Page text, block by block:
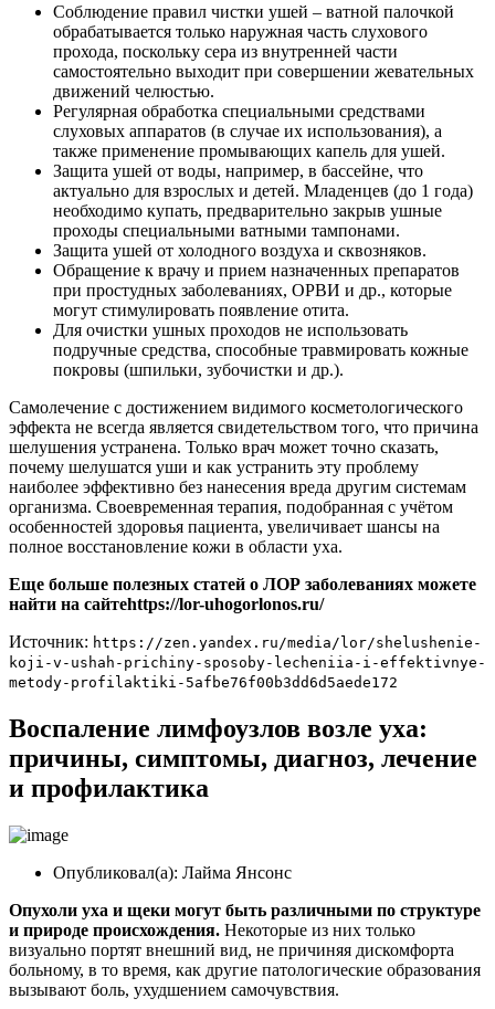
Соблюдение правил чистки ушей – ватной палочкой
обрабатывается только наружная часть слухового
прохода, поскольку сера из внутренней части
самостоятельно выходит при совершении жевательных
движений челюстью.
Регулярная обработка специальными средствами
слуховых аппаратов (в случае их использования), а
также применение промывающих капель для ушей.
Защита ушей от воды, например, в бассейне, что
актуально для взрослых и детей. Младенцев (до 1 года)
необходимо купать, предварительно закрыв ушные
проходы специальными ватными тампонами.
Защита ушей от холодного воздуха и сквозняков.
Обращение к врачу и прием назначенных препаратов
при простудных заболеваниях, ОРВИ и др., которые
могут стимулировать появление отита.
Для очистки ушных проходов не использовать
подручные средства, способные травмировать кожные
покровы (шпильки, зубочистки и др.).
Самолечение с достижением видимого косметологического
эффекта не всегда является свидетельством того, что причина
шелушения устранена. Только врач может точно сказать,
почему шелушатся уши и как устранить эту проблему
наиболее эффективно без нанесения вреда другим системам
организма. Своевременная терапия, подобранная с учётом
особенностей здоровья пациента, увеличивает шансы на
полное восстановление кожи в области уха.
Еще больше полезных статей о ЛОР заболеваниях можете
найти на сайтеhttps://lor-uhogorlonos.ru/
Источник: https://zen.yandex.ru/media/lor/shelushenie-
koji-v-ushah-prichiny-sposoby-lecheniia-i-effektivnye-
metody-profilaktiki-5afbe76f00b3dd6d5aede172
Воспаление лимфоузлов возле уха:
причины, симптомы, диагноз, лечение
и профилактика
Опубликовал(а): Лайма Янсонс
Опухоли уха и щеки могут быть различными по структуре
и природе происхождения. Некоторые из них только
визуально портят внешний вид, не причиняя дискомфорта
больному, в то время, как другие патологические образования
вызывают боль, ухудшением самочувствия.